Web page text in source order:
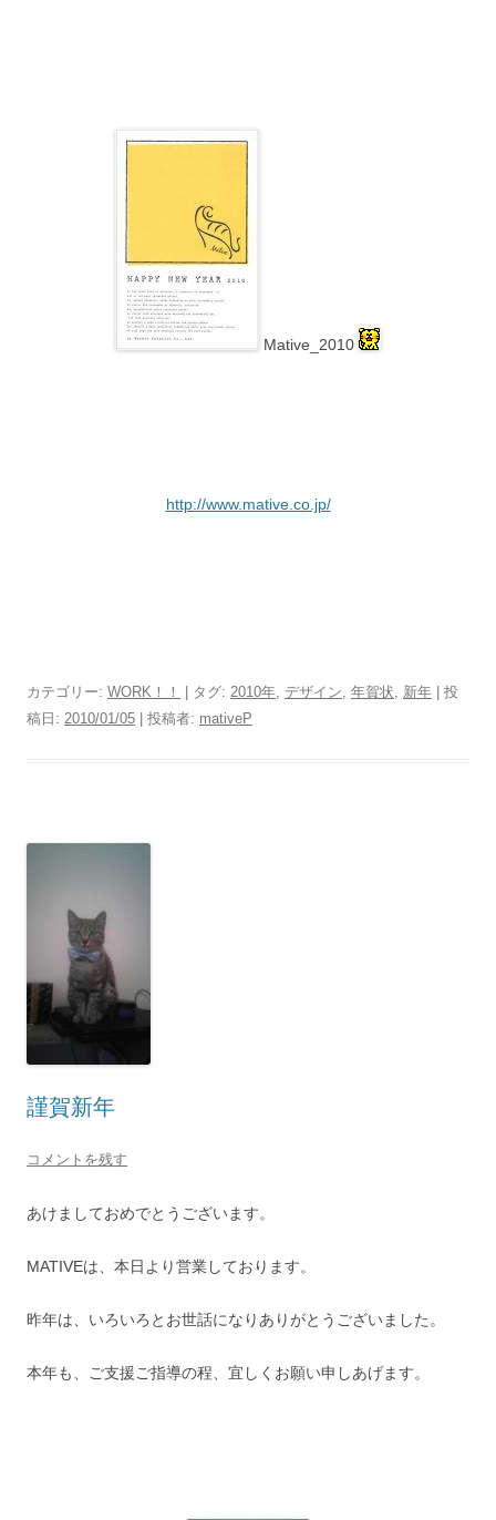
Mative_2010
http://www.mative.co.jp/
カテゴリー: WORK！！ | タグ: 2010年, デザイン, 年賀状, 新年 | 投
稿日: 2010/01/05 投稿者: mativeP
謹賀新年
コメントを残す
あけましておめでとうございます。
MATIVEは、本日より営業しております。
昨年は、いろいろとお世話になりありがとうございました。
本年も、ご支援ご指導の程、宜しくお願い申しあげます。